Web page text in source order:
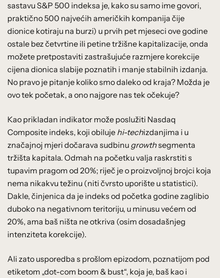
sastavu S&P 500 indeksa je, kako su samo ime govori,
praktično 500 najvećih američkih kompanija čije
dionice kotiraju na burzi) u prvih pet mjeseci ove godine
ostale bez četvrtine ili petine tržišne kapitalizacije, onda
možete pretpostaviti zastrašujuće razmjere korekcije
cijena dionica slabije poznatih i manje stabilnih izdanja.
No pravo je pitanje koliko smo daleko od kraja? Možda je
ovo tek početak, a ono najgore nas tek očekuje?
Kao prikladan indikator može poslužiti Nasdaq
Composite indeks, koji obiluje hi-techizdanjima i u
značajnoj mjeri dočarava sudbinu growthsegmenta
tržišta kapitala. Odmah na početku valja raskrstiti s
tupavim pragom od 20%; riječ je o proizvoljnoj brojci koja
nema nikakvu težinu (niti čvrsto uporište u statistici).
Dakle, činjenica da je indeks od početka godine zaglibio
duboko na negativnom teritoriju, u minusu većem od
20%, ama baš ništa ne otkriva (osim dosadašnjeg
intenziteta korekcije).
Ali zato usporedba s prošlom epizodom, poznatijom pod
etiketom „dot-com boom & bust“, koja je, baš kao i